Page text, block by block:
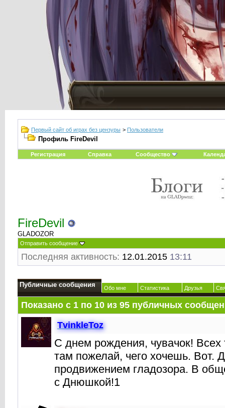
Первый сайт об играх без цензуры > Пользователи
Профиль FireDevil
Регистрация Справка Сообщество
FireDevil
GLADOZOR
Отправить сообщение
Последняя активность: 12.01.2015 13:11
Публичные сообщения Обо мне Статистика Друзья
Показано с 1 по 10из 95публичных
TvinkleToz
С днем рождения, чувачок! Всех
там пожелай, чего хочешь. Вот.
продвижением гладозора. В
с Днюшкой!1